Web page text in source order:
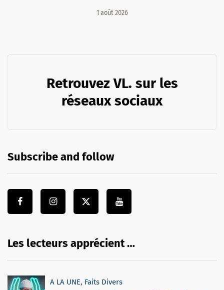
1 août 2026
Retrouvez VL. sur les
réseaux sociaux
Subscribe and follow
Les lecteurs apprécient …
A LA UNE, Faits Divers